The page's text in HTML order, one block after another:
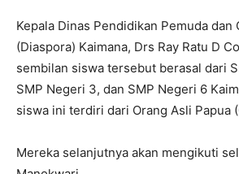
Kepala Dinas Pendidikan Pemuda dan
(Diaspora) Kaimana, Drs Ray Ratu D
sembilan siswa tersebut berasal dari
SMP Negeri 3, dan SMP Negeri 6
siswa ini terdiri dari Orang Asli Papua
Mereka selanjutnya akan mengikuti